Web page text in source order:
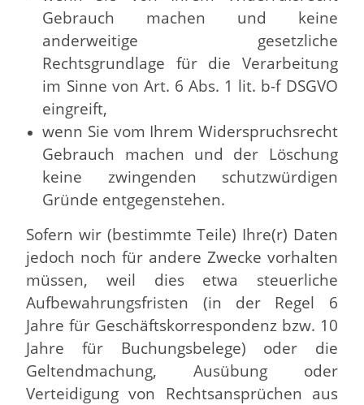
Gebrauch machen und keine
anderweitige gesetzliche
Rechtsgrundlage für die Verarbeitung
im Sinne von Art. 6 Abs. 1 lit. b-f DSGVO
eingreift,
wenn Sie vom Ihrem Widerspruchsrecht
Gebrauch machen und der Löschung
keine zwingenden schutzwürdigen
Gründe entgegenstehen.
Sofern wir (bestimmte Teile) Ihre(r) Daten
jedoch noch für andere Zwecke vorhalten
müssen, weil dies etwa steuerliche
Aufbewahrungsfristen (in der Regel 6
Jahre für Geschäftskorrespondenz bzw. 10
Jahre für Buchungsbelege) oder die
Geltendmachung, Ausübung oder
Verteidigung von Rechtsansprüchen aus